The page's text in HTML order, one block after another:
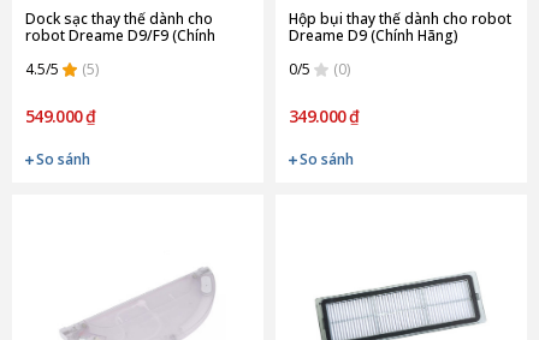
Dock sạc thay thế dành cho
robot Dreame D9/F9 (Chính
4.5/5
(5)
549.000 ₫
So sánh
Hộp bụi thay thế dành cho robot
Dreame D9 (Chính Hãng)
0/5
(0)
349.000 ₫
So sánh